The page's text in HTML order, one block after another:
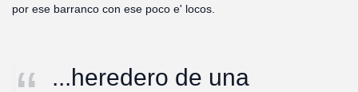
por ese barranco con ese poco e' locos.
...heredero de una